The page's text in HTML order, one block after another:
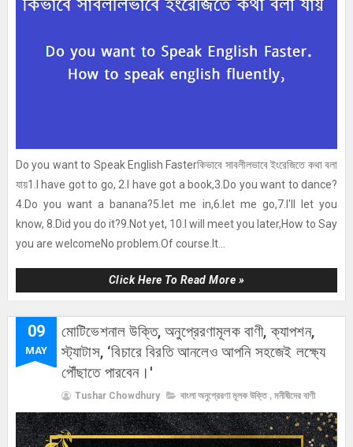
Do you want to Speak English Fasterকিভাবে সাবলীলভাবে ইংরেজিতে কথা বলা
যায়1.I have got to go, 2.I have got a book,3.Do you want to dance?
4.Do you want a banana?5.let me in,6.let me go,7.I'll let you
know, 8.Did you do it?9.Not yet, 10.I will meet you later,How to Say
you are welcomeNo problem.Of course.It...
Click Here To Read More »
09
MAY
মোটিভেশনাল উক্তি, অনুপ্রেরণামূলক বাণী, ক্যাপশন,
স্ট্যাটাস, ‘বিচারে বিরতি আনলেও আপনি সহজেই লক্ষ্যে
পৌঁছাতে পারবেন।'
Tushar Chowdhury বাংলা অনুপ্রেরণা মূলক উক্তি , মনীষীদের বাণী